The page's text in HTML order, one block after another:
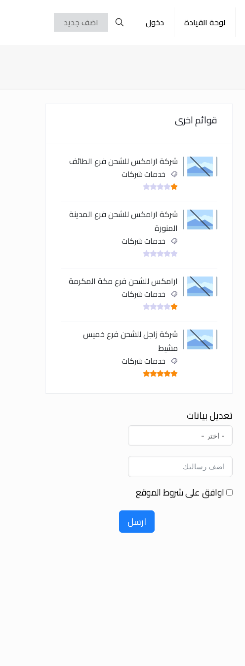
لوحة القيادة دخول اضف جديد
قوائم اخرى
شركة ارامكس للشحن فرع الطائف
خدمات شركات
شركة ارامكس للشحن فرع المدينة
المنورة
خدمات شركات
ارامكس للشحن فرع مكة المكرمة
خدمات شركات
شركة زاجل للشحن فرع خميس
مشيط
خدمات شركات
تعديل بيانات
اوافق على شروط الموقع
ارسل